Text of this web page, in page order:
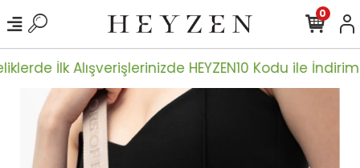
İlk Alışverişlerinizde HEYZEN10 Kodu ile
0